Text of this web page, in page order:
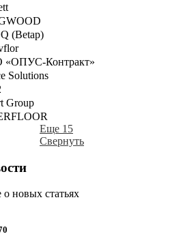
(Betap)
Контракт»
Solutions
Group
Еще 15
Свернуть
новых статьях